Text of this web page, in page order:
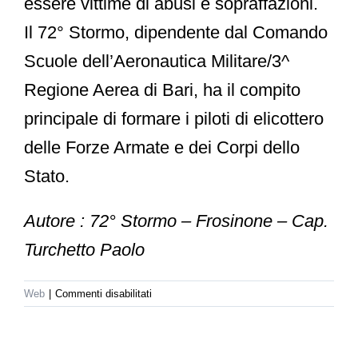
Il 72° Stormo, dipendente dal Comando
Scuole dell’Aeronautica Militare/3^
Regione Aerea di Bari, ha il compito
principale di formare i piloti di elicottero
delle Forze Armate e dei Corpi dello
Stato.
Autore : 72° Stormo – Frosinone – Cap.
Turchetto Paolo
Web Commenti disabilitati
aeronautica.difesa.it